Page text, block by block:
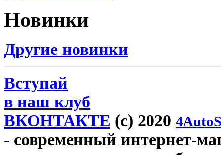
Новинки
Другие новинки
Вступай
в наш клуб
ВКОНТАКТЕ (c) 2020
- современный интернет-